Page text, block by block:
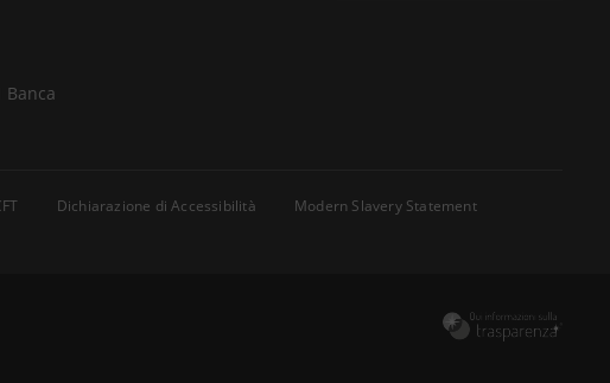
Banca
Dichiarazione di Accessibilità
Modern Slavery Statement